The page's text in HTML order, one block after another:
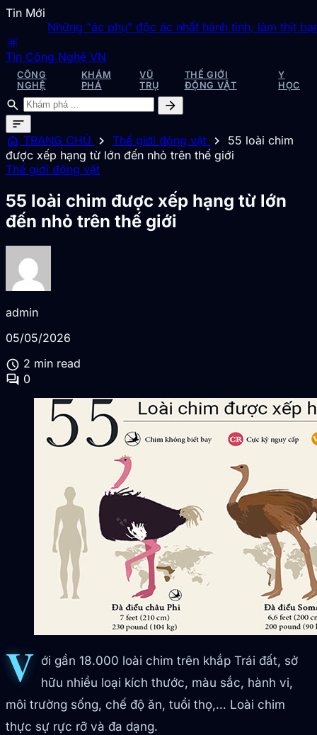
Tin Mới
Những "ác phụ" độc ác nhất hành tinh, làm thịt bạn
blur_on
Tin Công Nghệ VN
CÔNG
NGHỆ
KHÁM
PHÁ
VŨ
TRỤ
THẾ GIỚI
ĐỘNG VẬT
Y
HỌC
search
arrow_forward
sort
home TRANG CHỦ chevron_right Thế giới động vật chevron_right
55 loài chim
được xếp hạng từ lớn đến nhỏ trên thế giới
Thế giới động vật
55 loài chim được xếp hạng từ lớn
đến nhỏ trên thế giới
admin
05/05/2026
schedule 2 min read
forum 0
V ới gần 18.000 loài chim trên khắp Trái đất, sở
hữu nhiều loại kích thước, màu sắc, hành vi,
môi trường sống, chế độ ăn, tuổi thọ,… Loài chim
thực sự rực rỡ và đa dạng.